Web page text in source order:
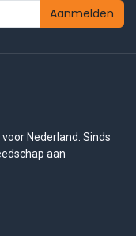
Aanmelden
Nederland. Sinds
aan